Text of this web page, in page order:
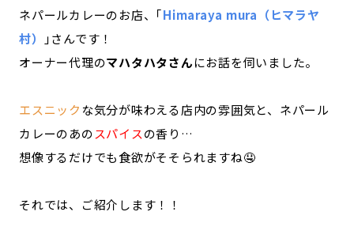
ネパールカレーのお店、｢Himaraya mura（ヒマラヤ
村）
｣さんです！
オーナー代理のマハタハタさんにお話を伺いました。
エスニック な気分が味わえる店内の雰囲気と、ネパール
カレーのあのスパイスの香り…
想像するだけでも食欲がそそられますね🤤
それでは、ご紹介します！！